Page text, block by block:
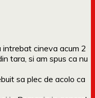
intrebat cineva acum 2
tara, si am spus ca nu
sa plec de acolo ca